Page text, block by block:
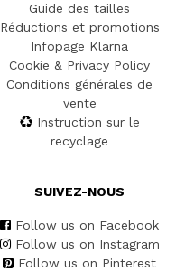
Guide des tailles
Réductions et promotions
Infopage Klarna
Cookie & Privacy Policy
Conditions générales de
vente
Instruction sur le
recyclage
SUIVEZ-NOUS
Follow us on Facebook
Follow us on Instagram
Follow us on Pinterest